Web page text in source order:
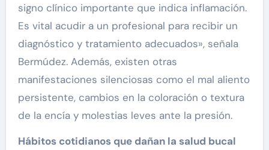
signo clínico importante que indica inflamación.
Es vital acudir a un profesional para recibir un
diagnóstico y tratamiento adecuados», señala
Bermúdez. Además, existen otras
manifestaciones silenciosas como el mal aliento
persistente, cambios en la coloración o textura
de la encía y molestias leves ante la presión.
Hábitos cotidianos que dañan la salud bucal